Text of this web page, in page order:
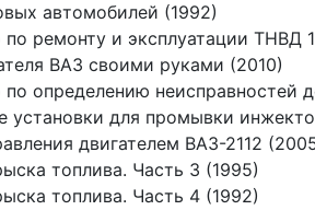
автомобилей (1992)
ремонту и эксплуатации ТНВД
ВАЗ своими руками (2010)
по определению неисправностей
установки для промывки
двигателем ВАЗ-2112
топлива. Часть 3 (1995)
топлива. Часть 4 (1992)